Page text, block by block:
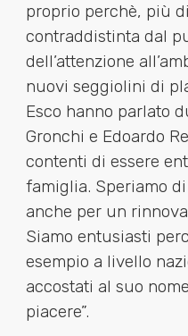
proprio perchè, più
contraddistinta dal
dell’attenzione
nuovi seggiolini di
Esco hanno parlato
Gronchi e Edoardo
contenti di essere
famiglia. Speriamo
anche per un
Siamo entusiasti
esempio a livello
accostati al suo
piacere”.